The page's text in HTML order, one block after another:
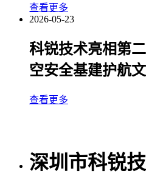
查看更多
2026-05-23
科锐技术亮相第
空安全基建护航
查看更多
深圳市科锐